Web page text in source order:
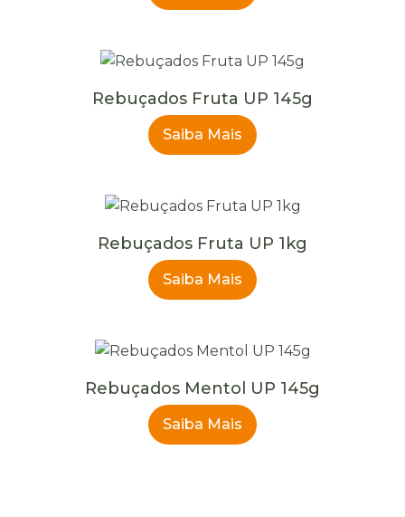
Rebuçados Fruta UP 145g
Saiba Mais
Rebuçados Fruta UP 1kg
Saiba Mais
Rebuçados Mentol UP 145g
Saiba Mais